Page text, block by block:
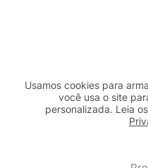
Usamos cookies para
você usa o site
personalizada. Leia